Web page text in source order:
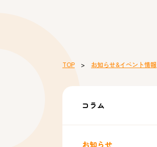
TOP > お知らせ&イベント情報
コラム
お知らせ